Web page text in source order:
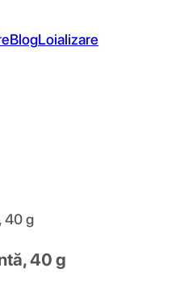
BlogLoializare
40 g
40 g